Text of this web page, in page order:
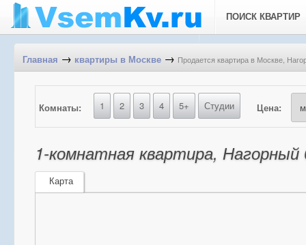
ПОИСК КВАРТИР
Главная → квартиры в Москве → Продается квартира в Москве,
Комнаты: 1 2 3 4 5+ Студии Цена:
1-комнатная квартира, Нагорный
Карта